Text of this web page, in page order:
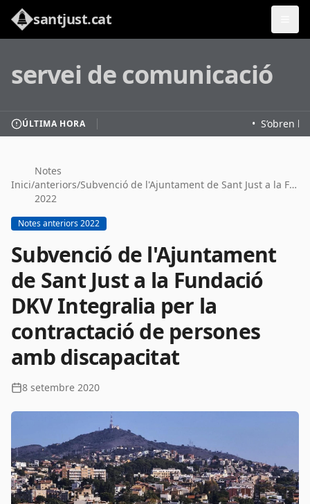
santjust.cat
servei de comunicació
ÚLTIMA HORA S’obren
Inici/
Notes
anteriors
2022
/ Subvenció de l'Ajuntament de Sant Just a la Fundació DKV Integralia per la contractació de persones amb discapacitat
Notes anteriors 2022
Subvenció de l'Ajuntament
de Sant Just a la Fundació
DKV Integralia per la
contractació de persones
amb discapacitat
8 setembre 2020